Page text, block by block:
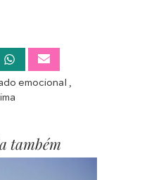
emocional ,
também